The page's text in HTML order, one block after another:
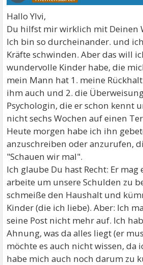
Hallo Ylvi,
Du hilfst mir wirklich mit Deinen
Ich bin so durcheinander. und
Kräfte schwinden. Aber das will
wundervolle Kinder habe, die
mein Mann hat 1. meine
ihm auch und 2. die
Psychologin, die er schon kennt
nicht sechs Wochen auf einen
Heute morgen habe ich ihn
anzuschreiben oder anzurufen,
"Schauen wir mal".
Ich glaube Du hast Recht: Er mag
arbeite um unsere Schulden zu
schmeiße den Haushalt und
Kinder (die ich liebe). Aber: Ich
seine Post nicht mehr auf. Ich
Ahnung, was da alles liegt (er
möchte es auch nicht wissen, da
habe mich auch noch darum zu